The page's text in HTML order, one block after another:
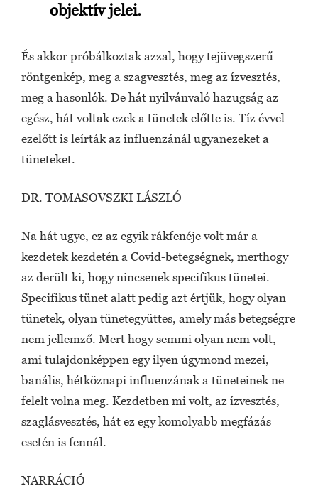
objektív jelei.
És akkor próbálkoztak azzal, hogy tejüvegszerű
röntgenkép, meg a szagvesztés, meg az ízvesztés,
meg a hasonlók. De hát nyilvánvaló hazugság az
egész, hát voltak ezek a tünetek előtte is. Tíz évvel
ezelőtt is leírták az influenzánál ugyanezeket a
tüneteket.
DR. TOMASOVSZKI LÁSZLÓ
Na hát ugye, ez az egyik rákfenéje volt már a
kezdetek kezdetén a Covid-betegségnek, merthogy
az derült ki, hogy nincsenek specifikus tünetei.
Specifikus tünet alatt pedig azt értjük, hogy olyan
tünetek, olyan tünetegyüttes, amely más betegségre
nem jellemző. Mert hogy semmi olyan nem volt,
ami tulajdonképpen egy ilyen úgymond mezei,
banális, hétköznapi influenzának a tüneteinek ne
felelt volna meg. Kezdetben mi volt, az ízvesztés,
szaglásvesztés, hát ez egy komolyabb megfázás
esetén is fennál.
NARRÁCIÓ